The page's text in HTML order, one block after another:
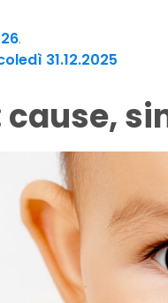
.
31.12.2025
cause,